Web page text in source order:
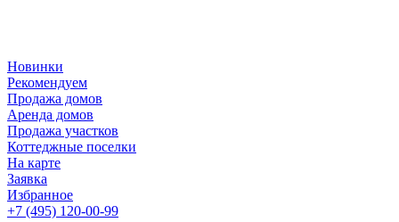
Новинки
Рекомендуем
Продажа домов
Аренда домов
Продажа участков
Коттеджные поселки
На карте
Заявка
Избранное
+7 (495) 120-00-99